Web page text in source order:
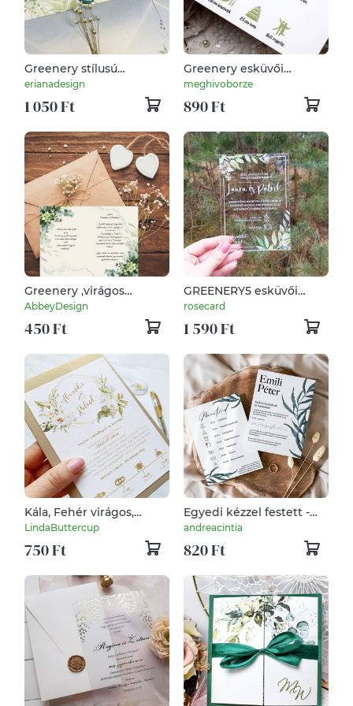
Greenery stílusú
meghívó viaszpecséttel
és szárított virággal
erianadesign
1 050 Ft
Greenery esküvői
meghívó tasakkal és
betétlappal
meghivoborze
890 Ft
Greenery ,virágos
esküvői meghívó
AbbeyDesign
450 Ft
GREENERY5 esküvői
meghívó (plexi / akril)
rosecard
1 590 Ft
Kála, Fehér virágos,
Aarany és Greenery,
esküvői meghívó,
BORÍTÉKKAL
LindaButtercup
750 Ft
Egyedi kézzel festett -
Greenery Esküvői
andreacintia
820 Ft